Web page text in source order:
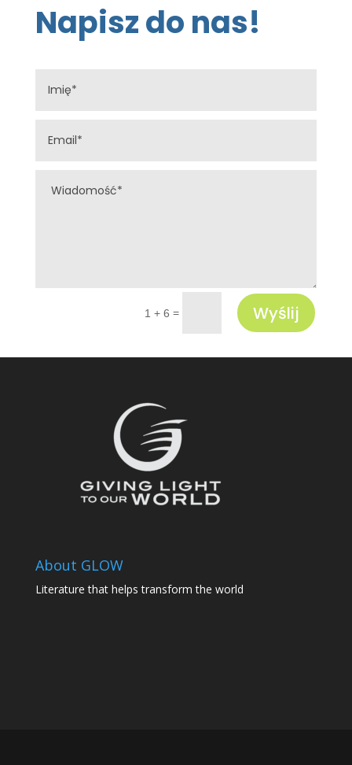
Napisz do nas!
1 + 6 = Wyślij
About GLOW
Literature that helps transform the world